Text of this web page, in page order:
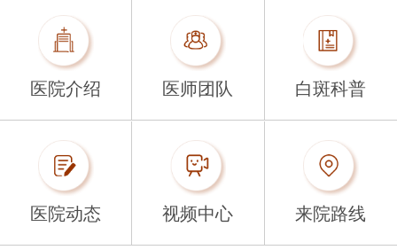
医院介绍 医师团队 白斑科普
医院动态 视频中心 来院路线